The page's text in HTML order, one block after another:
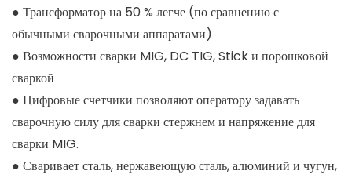
● Трансформатор на 50 % легче (по сравнению с
обычными сварочными аппаратами)
● Возможности сварки MIG, DC TIG, Stick и порошковой
сваркой
● Цифровые счетчики позволяют оператору задавать
сварочную силу для сварки стержнем и напряжение для
сварки MIG.
● Сваривает сталь, нержавеющую сталь, алюминий и чугун,